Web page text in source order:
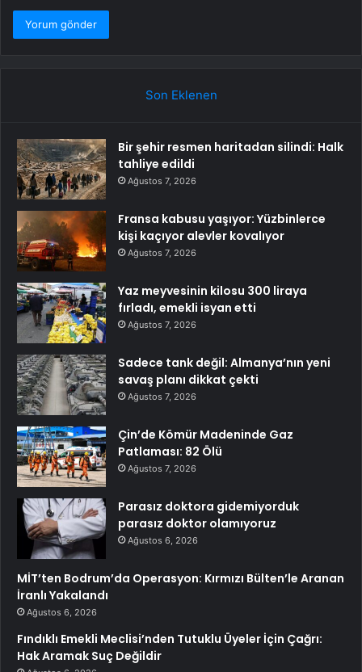
Son Eklenen
Bir şehir resmen haritadan silindi: Halk
tahliye edildi
Ağustos 7, 2026
Fransa kabusu yaşıyor: Yüzbinlerce
kişi kaçıyor alevler kovalıyor
Ağustos 7, 2026
Yaz meyvesinin kilosu 300 liraya
fırladı, emekli isyan etti
Ağustos 7, 2026
Sadece tank değil: Almanya’nın yeni
savaş planı dikkat çekti
Ağustos 7, 2026
Çin’de Kömür Madeninde Gaz
Patlaması: 82 Ölü
Ağustos 7, 2026
Parasız doktora gidemiyorduk
parasız doktor olamıyoruz
Ağustos 6, 2026
MİT’ten Bodrum’da Operasyon: Kırmızı Bülten’le Aranan
İranlı Yakalandı
Ağustos 6, 2026
Fındıklı Emekli Meclisi’nden Tutuklu Üyeler İçin Çağrı:
Hak Aramak Suç Değildir